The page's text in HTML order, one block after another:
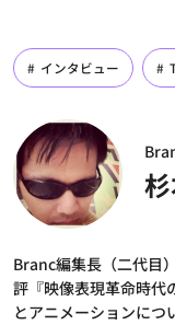
インタビュー
Branc編集長（二代目
評『映像表現革命時代
とアニメーションにつ